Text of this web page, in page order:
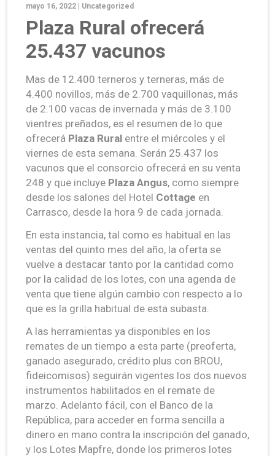
mayo 16, 2022 | Uncategorized
Plaza Rural ofrecerá
25.437 vacunos
Mas de 12.400 terneros y terneras, más de
4.400 novillos, más de 2.700 vaquillonas, más
de 2.100 vacas de invernada y más de 3.100
vientres preñados, es el resumen de lo que
ofrecerá Plaza Rural entre el miércoles y el
viernes de esta semana. Serán 25.437 los
vacunos que el consorcio ofrecerá en su venta
248 y que incluye Plaza Angus, como siempre
desde los salones del Hotel Cottage en
Carrasco, desde la hora 9 de cada jornada.
En esta instancia, tal como es habitual en las
ventas del quinto mes del año, la oferta se
vuelve a destacar tanto por la cantidad como
por la calidad de los lotes, con una agenda de
venta que tiene algún cambio con respecto a lo
que es la grilla habitual de esta subasta.
A las herramientas ya disponibles en los
remates de un tiempo a esta parte (preoferta,
ganado asegurado, crédito plus con BROU,
fideicomisos) seguirán vigentes los dos nuevos
instrumentos habilitados en el remate de
marzo. Adelanto fácil, con el Banco de la
República, para acceder en forma sencilla a
dinero en mano contra la inscripción del ganado,
y los Lotes Mapfre, donde los primeros lotes